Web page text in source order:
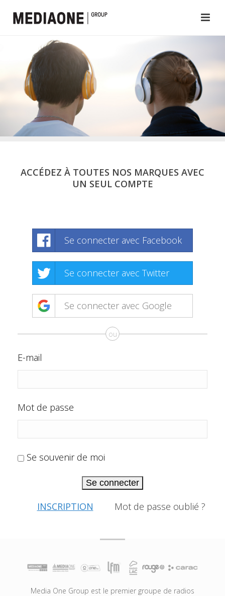
ACCÉDEZ À TOUTES NOS MARQUES AVEC
UN SEUL COMPTE
Se connecter avec Facebook
Se connecter avec Twitter
Se connecter avec Google
ou
E-mail
Mot de passe
Se souvenir de moi
Se connecter
INSCRIPTION Mot de passe oublié ?
Media One Group est le premier groupe de radios